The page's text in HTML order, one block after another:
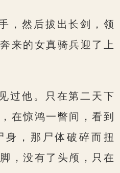
，然后拔出长剑，领
来的女真骑兵迎了上
过他。只在第二天下
在惊鸿一瞥间，看到
身，那尸体破碎而扭
，没有了头颅，只在